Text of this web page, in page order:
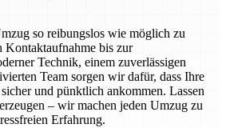
so reibungslos wie möglich zu
Kontaktaufnahme bis zur
Technik, einem zuverlässigen
Team sorgen wir dafür, dass Ihre
und pünktlich ankommen. Lassen
– wir machen jeden Umzug zu
Erfahrung.